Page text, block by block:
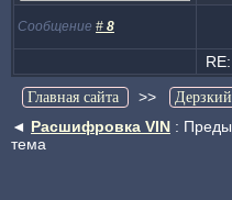
Сообщение # 8
Главная сайта >>
◄ Расшифровка VIN :
тема